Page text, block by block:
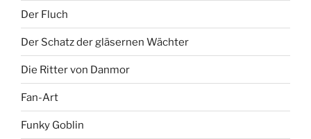
Der Fluch
Der Schatz der gläsernen Wächter
Die Ritter von Danmor
Fan-Art
Funky Goblin